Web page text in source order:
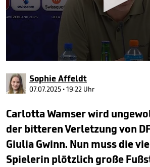
seconds
of
1
minute,
seconds
Sophie Affeldt
07.07.2025 • 19:22 Uhr
Carlotta Wamser wird
der bitteren Verletzung von
Giulia Gwinn. Nun muss die
Spielerin plötzlich große